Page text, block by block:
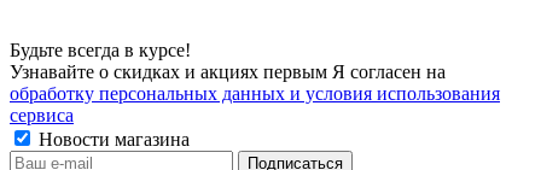
Будьте всегда в курсе!
Узнавайте о скидках и акциях первым Я согласен на
обработку персональных данных и условия использования
сервиса
Новости магазина